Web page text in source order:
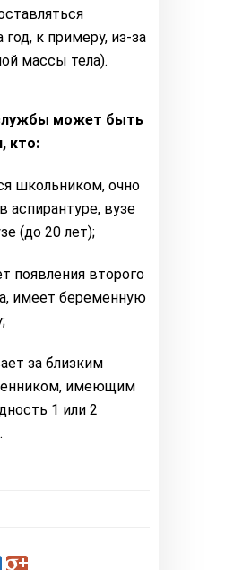
к примеру, из-за
массы тела).
может быть
кто:
школьником, очно
аспирантуре, вузе
(до 20 лет);
появления второго
имеет беременную
за близким
имеющим
1 или 2